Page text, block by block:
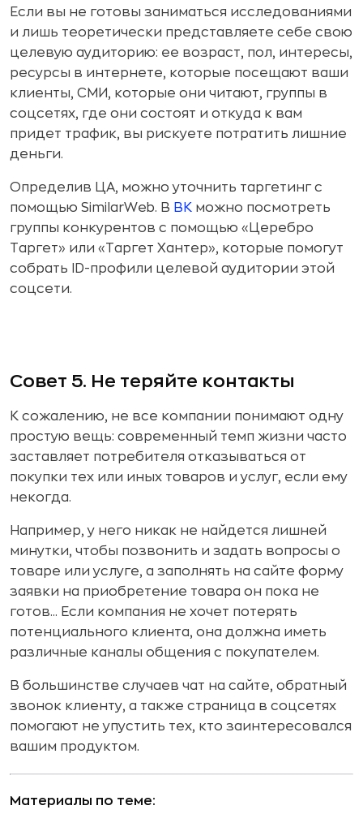
Если вы не готовы заниматься исследованиями
и лишь теоретически представляете себе свою
целевую аудиторию: ее возраст, пол, интересы,
ресурсы в интернете, которые посещают ваши
клиенты, СМИ, которые они читают, группы в
соцсетях, где они состоят и откуда к вам
придет трафик, вы рискуете потратить лишние
деньги.
Определив ЦА, можно уточнить таргетинг с
помощью SimilarWeb. В ВК можно посмотреть
группы конкурентов с помощью «Церебро
Таргет» или «Таргет Хантер», которые помогут
собрать ID-профили целевой аудитории этой
соцсети.
Совет 5. Не теряйте контакты
К сожалению, не все компании понимают одну
простую вещь: современный темп жизни часто
заставляет потребителя отказываться от
покупки тех или иных товаров и услуг, если ему
некогда.
Например, у него никак не найдется лишней
минутки, чтобы позвонить и задать вопросы о
товаре или услуге, а заполнять на сайте форму
заявки на приобретение товара он пока не
готов... Если компания не хочет потерять
потенциального клиента, она должна иметь
различные каналы общения с покупателем.
В большинстве случаев чат на сайте, обратный
звонок клиенту, а также страница в соцсетях
помогают не упустить тех, кто заинтересовался
вашим продуктом.
Материалы по теме: